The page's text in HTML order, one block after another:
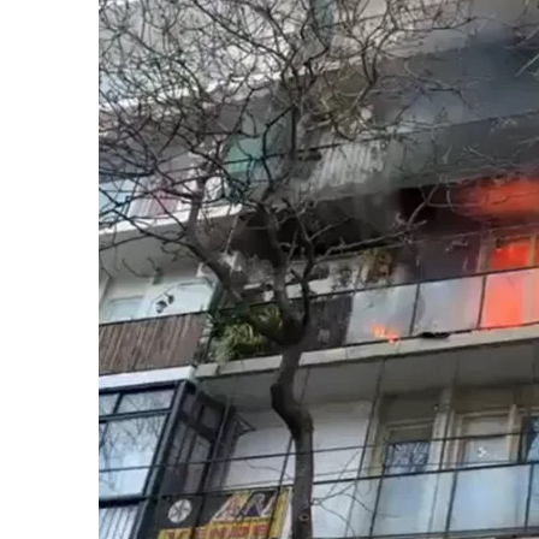
Por último, a las 17 horas de Argentina,
de posesión del presidente colombiano
Finalmente, a la madrugada de la
Cali con destino a Buenos Aires.